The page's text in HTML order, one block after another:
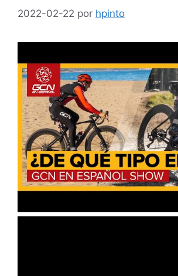
2022-02-22 por hpinto